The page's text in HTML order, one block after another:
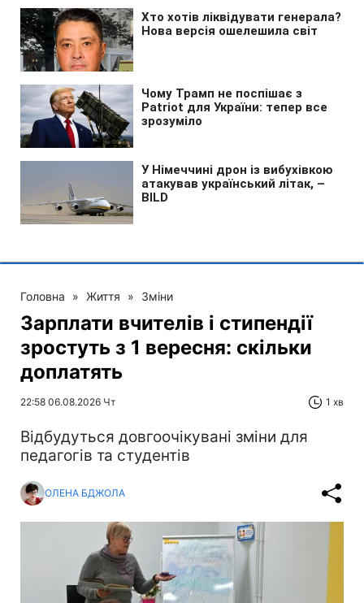
Головна » Життя » Зміни
Зарплати вчителів і стипендії
зростуть з 1 вересня: скільки
доплатять
22:58 06.08.2026 Чт 1 хв
Відбудуться довгоочікувані зміни для
педагогів та студентів
ОЛЕНА БДЖОЛА